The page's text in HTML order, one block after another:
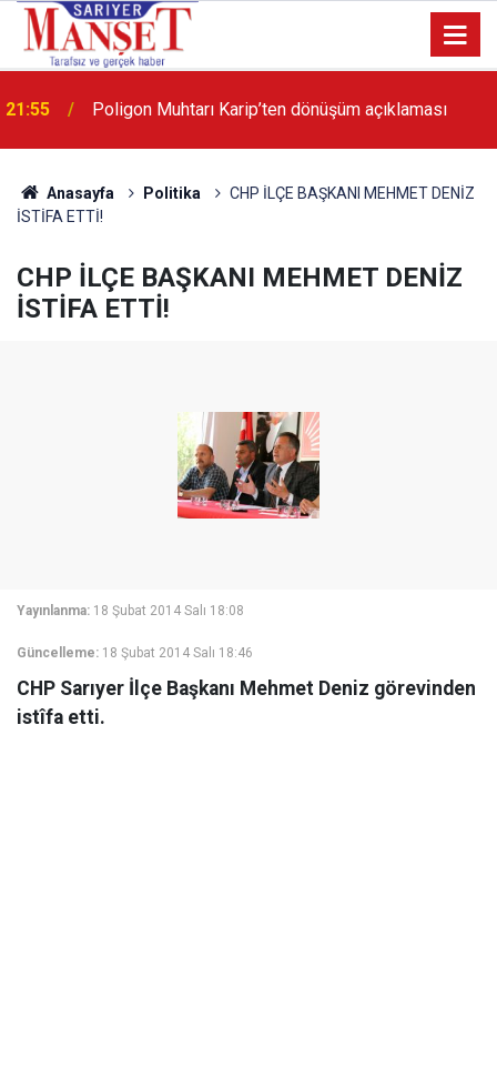
13:36 'Poligon'da İstanbul'a örnek proje gerçekleştirilecek'
Anasayfa Politika
CHP İLÇE BAŞKANI MEHMET DENİZ
İSTİFA ETTİ!
CHP İLÇE BAŞKANI MEHMET DENİZ
İSTİFA ETTİ!
Yayınlanma: 18 Şubat 2014 Salı 18:08
Güncelleme: 18 Şubat 2014 Salı 18:46
CHP Sarıyer İlçe Başkanı Mehmet Deniz görevinden
istîfa etti.